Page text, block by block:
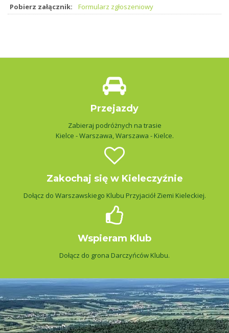
Pobierz załącznik:
Formularz zgłoszeniowy
Przejazdy
Zabieraj podróżnych na trasie
Kielce - Warszawa, Warszawa - Kielce.
Zakochaj się w Kieleczyźnie
Dołącz do Warszawskiego Klubu Przyjaciół Ziemi Kieleckiej.
Wspieram Klub
Dołącz do grona Darczyńców Klubu.